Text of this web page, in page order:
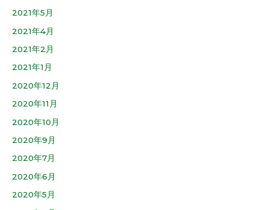
2021年5月
2021年4月
2021年2月
2021年1月
2020年12月
2020年11月
2020年10月
2020年9月
2020年7月
2020年6月
2020年5月